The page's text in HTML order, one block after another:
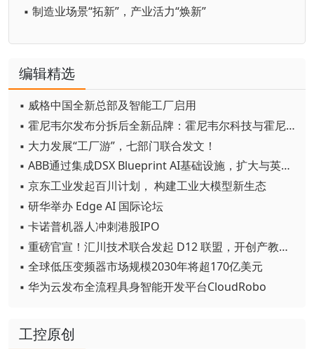
▪ 制造业场景“拓新”，产业活力“焕新”
编辑精选
▪ 威格中国全新总部及智能工厂启用
▪ 霍尼韦尔发布分拆后全新品牌：霍尼韦尔科技与霍尼韦尔航空航天
▪ 大力发展“工厂游”，七部门联合发文！
▪ ABB通过集成DSX Blueprint AI基础设施，扩大与英伟达的合作
▪ 京东工业发起百川计划， 构建工业大模型新生态
▪ 研华举办 Edge AI 国际论坛
▪ 卡诺普机器人冲刺港股IPO
▪ 重磅官宣！汇川技术联合发起 D12 联盟，开创产教融合新范式
▪ 全球低压变频器市场规模2030年将超170亿美元
▪ 华为云发布全流程具身智能开发平台CloudRobo
工控原创